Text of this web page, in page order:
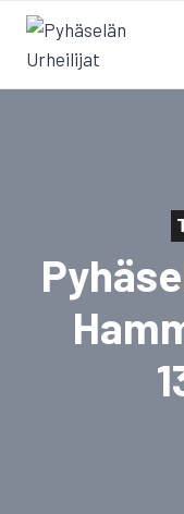
Siirry
sisältöön